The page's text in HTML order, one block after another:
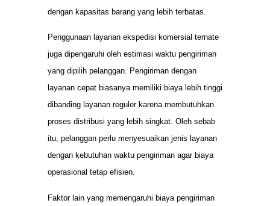
dengan kapasitas barang yang lebih terbatas.
Penggunaan layanan ekspedisi komersial ternate
juga dipengaruhi oleh estimasi waktu pengiriman
yang dipilih pelanggan. Pengiriman dengan
layanan cepat biasanya memiliki biaya lebih tinggi
dibanding layanan reguler karena membutuhkan
proses distribusi yang lebih singkat. Oleh sebab
itu, pelanggan perlu menyesuaikan jenis layanan
dengan kebutuhan waktu pengiriman agar biaya
operasional tetap efisien.
Faktor lain yang memengaruhi biaya pengiriman